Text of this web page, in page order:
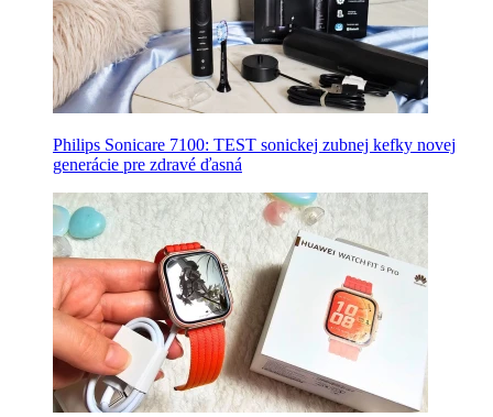
Philips Sonicare 7100: TEST sonickej zubnej kefky novej
generácie pre zdravé ďasná